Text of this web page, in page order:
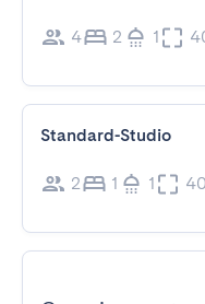
4 2 1
Standard-Studio
2 1 1